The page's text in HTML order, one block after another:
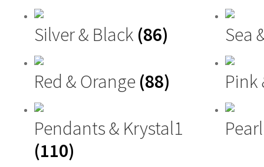
Silver & Black (86) Sea
Red & Orange (88) Pink
Pendants & Krystal1
(110)